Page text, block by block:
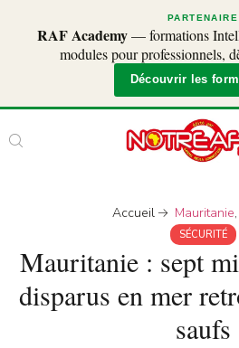
PARTENAIRE
RAF Academy— formations
modules pour professionnels,
Découvrir les
Accueil Mauritanie,
SÉCURITÉ
Mauritanie : sept
disparus en mer
saufs